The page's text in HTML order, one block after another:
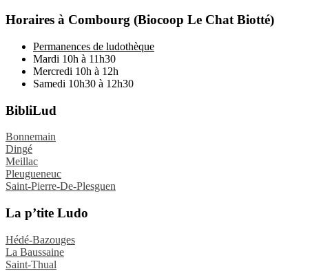
Horaires à Combourg (Biocoop Le Chat Biotté)
Permanences de ludothèque
Mardi 10h à 11h30
Mercredi 10h à 12h
Samedi 10h30 à 12h30
BibliLud
Bonnemain
Dingé
Meillac
Pleugueneuc
Saint-Pierre-De-Plesguen
La p’tite Ludo
Hédé-Bazouges
La Baussaine
Saint-Thual